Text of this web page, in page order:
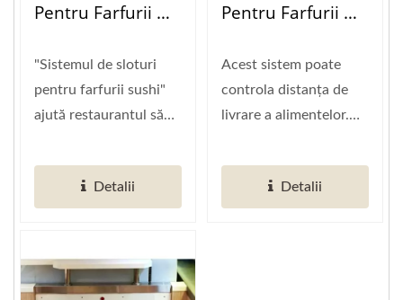
Pentru Farfurii De
"Sistemul de sloturi
pentru farfurii sushi"
ajută restaurantul să
ordonată. Pentru...
Detalii
Pentru Farfurii De
Acest sistem poate
controla distanța de
livrare a alimentelor.
echipament...
Detalii